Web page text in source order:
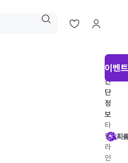
시
술
간
단
정
보
타
임
라
인
시
회
시
지
이벤